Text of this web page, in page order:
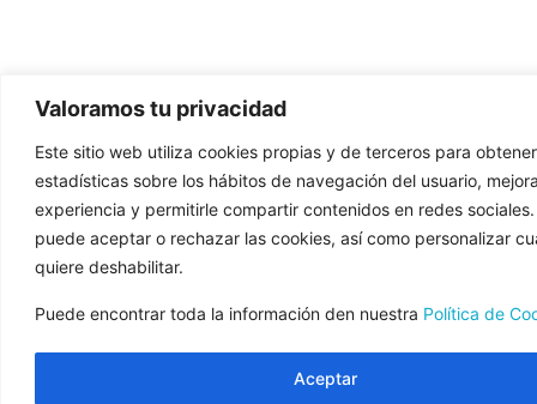
Valoramos tu privacidad
Este sitio web utiliza cookies propias y de terceros para obtener
estadísticas sobre los hábitos de navegación del usuario,
experiencia y permitirle compartir contenidos en redes
puede aceptar o rechazar las cookies, así como personalizar
quiere deshabilitar.
Puede encontrar toda la información den nuestra Política de
Aceptar